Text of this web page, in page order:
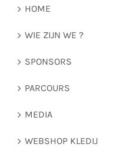
HOME
WIE ZIJN WE ?
SPONSORS
PARCOURS
MEDIA
WEBSHOP KLEDIJ